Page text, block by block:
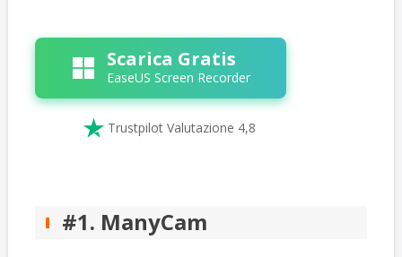
Scarica Gratis
EaseUS Screen Recorder
 Trustpilot Valutazione 4,8
#1. ManyCam